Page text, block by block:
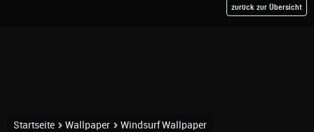
zurück zur Übersicht
Startseite Wallpaper Windsurf Wallpaper